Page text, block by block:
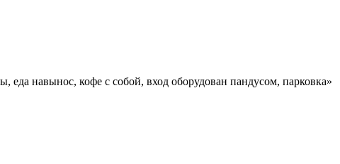
навынос, кофе с собой, вход оборудован пандусом, парковка»